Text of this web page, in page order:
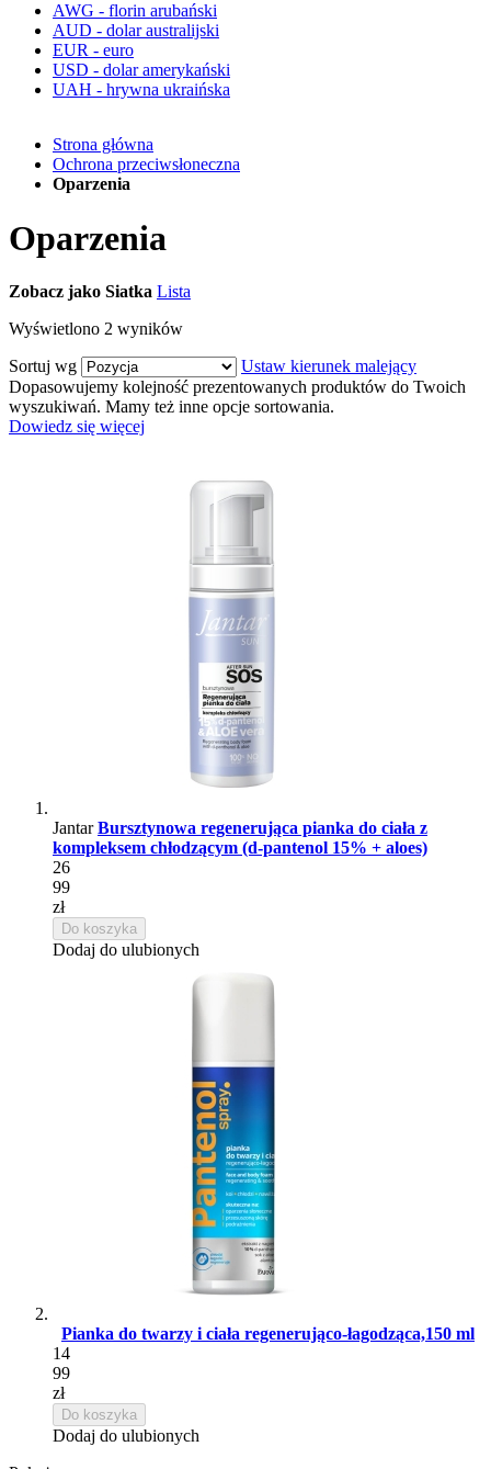
AWG - florin arubański
AUD - dolar australijski
EUR - euro
USD - dolar amerykański
UAH - hrywna ukraińska
Strona główna
Ochrona przeciwsłoneczna
Oparzenia
Oparzenia
Zobacz jako Siatka Lista
Wyświetlono 2 wyników
Sortuj wg
Ustaw kierunek malejący
Dopasowujemy kolejność prezentowanych produktów do Twoich
wyszukiwań. Mamy też inne opcje sortowania.
Dowiedz się więcej
JantarBursztynowa regenerująca pianka do ciała z
kompleksem chłodzącym (d-pantenol 15% + aloes)
26
99
zł
Do koszyka
Dodaj do ulubionych
Pianka do twarzy i ciała regenerująco-łagodząca,150 ml
14
99
zł
Do koszyka
Dodaj do ulubionych